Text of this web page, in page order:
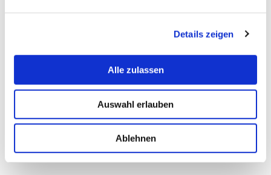
Details zeigen
Alle zulassen
Auswahl erlauben
Ablehnen